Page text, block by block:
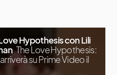
Hypothesis con Lili
The Love Hypothesis:
su Prime Video il